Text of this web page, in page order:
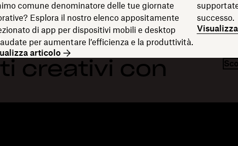
comune denominatore delle tue giornate
Esplora il nostro elenco appositamente
di app per dispositivi mobili e desktop
per aumentare l’efficienza e la produttività.
articolo
successo.
creativi con